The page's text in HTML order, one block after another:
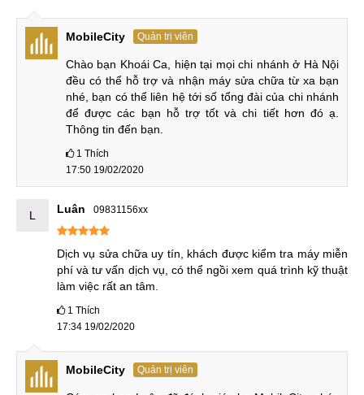
Chúng ta có thể điểm qua một vài ưu điểm như sau:
Thứ 1: Cơ sở hoạt động rõ ràng và có quy mô lớn ở cả 3
thành phố lớn của nước ta là Hà Nội, TP.HCM và Đà Nẵng.
: Sở hữu nhân viên kĩ thuật ép mặt kính Xiaomitay
nghề giỏi, trình độ chuyên môn cao và giàu kinh nghiệm
trong lĩnh vực sửa chữa điện thoại.
khách hàng đưa ra nhanh chóng.
: Trung tâm sử dụng linh kiện thay mặt kính Xiaomi
Redmi 7A chính hãng100%với đầy đủ thông tin giấy tờ
chứng minh nguồn gốc xuất xứ.
: Trung tâm có đầy đủ trang thiết bị và máy móc linh
nên quý khách có thể an tâm trong việc đồng hành.
MobileCity Quản trị viên
Chào bạn Khoái Ca, hiện tại mọi chi nhánh ở Hà Nội
đều có thể hỗ trợ và nhận máy sửa chữa từ xa bạn
nhé, bạn có thể liên hệ tới số tổng đài của chi nhánh
để được các bạn hỗ trợ tốt và chi tiết hơn đó ạ.
Thông tin đến bạn.
1 Thích
17:50 19/02/2020
L Luân 09831156xx
Dịch vụ sửa chữa uy tín, khách được kiểm tra máy miễn
phí và tư vấn dịch vụ, có thể ngồi xem quá trình kỹ thuật
làm việc rất an tâm.
1 Thích
17:34 19/02/2020
MobileCity Quản trị viên